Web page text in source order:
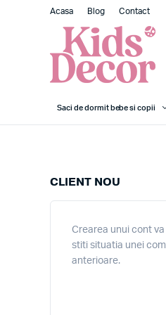
Acasa Blog Contact
Saci de dormit bebe si copii
CLIENT NOU
Crearea unui cont
stiti situatia unei
anterioare.